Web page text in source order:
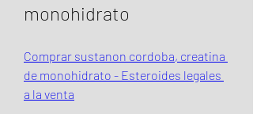
monohidrato
Comprar sustanon cordoba, creatina
de monohidrato - Esteroides legales
a la venta